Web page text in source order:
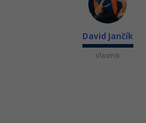
David Jančík
Vlastník